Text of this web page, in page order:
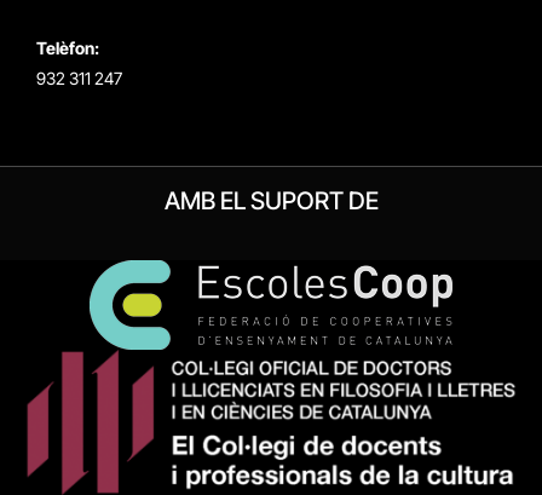
Telèfon:
932 311 247
AMB EL SUPORT DE